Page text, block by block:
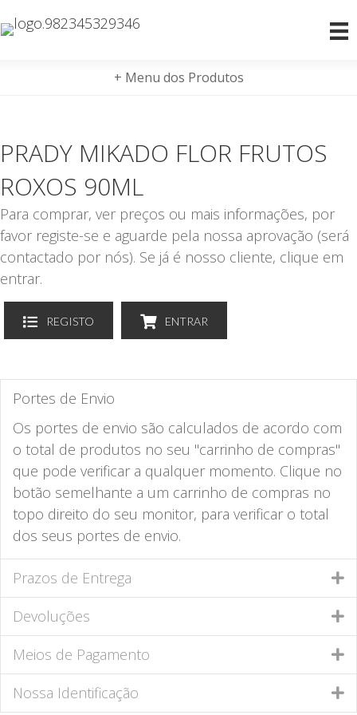
+ Menu dos Produtos
PRADY MIKADO FLOR FRUTOS
ROXOS 90ML
Para comprar, ver preços ou mais informações, por
favor registe-se e aguarde pela nossa aprovação (será
contactado por nós). Se já é nosso cliente, clique em
entrar.
REGISTO ENTRAR
Portes de Envio
Os portes de envio são calculados de acordo com
o total de produtos no seu "carrinho de compras"
que pode verificar a qualquer momento. Clique no
botão semelhante a um carrinho de compras no
topo direito do seu monitor, para verificar o total
dos seus portes de envio.
Prazos de Entrega
Devoluções
Meios de Pagamento
Nossa Identificação